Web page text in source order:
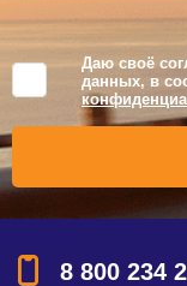
Даю своё
данных, в
8 800 234